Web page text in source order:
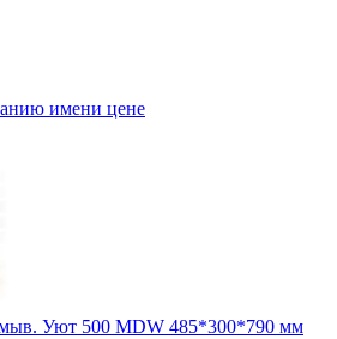
имени цене
Уют 500 MDW 485*300*790 мм